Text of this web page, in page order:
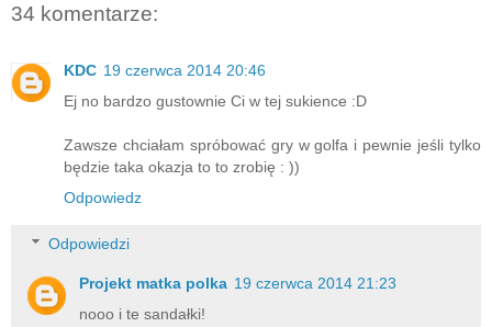
34 komentarze:
KDC 19 czerwca 2014 20:46
Ej no bardzo gustownie Ci w tej sukience :D
Zawsze chciałam spróbować gry w golfa i pewnie jeśli tylko
będzie taka okazja to to zrobię : ))
Odpowiedz
Odpowiedzi
Projekt matka polka 19 czerwca 2014 21:23
nooo i te sandałki!